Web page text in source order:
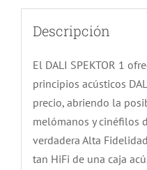
Descripción
El DALI SPEKTOR 1
principios acústicos
precio, abriendo la
melómanos y cinéfilos
verdadera Alta
tan HiFi de una caja